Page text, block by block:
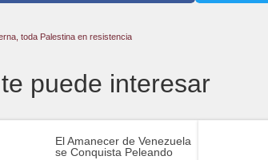
toda Palestina en resistencia
puede interesar
El Amanecer de Venezuela
se Conquista Peleando